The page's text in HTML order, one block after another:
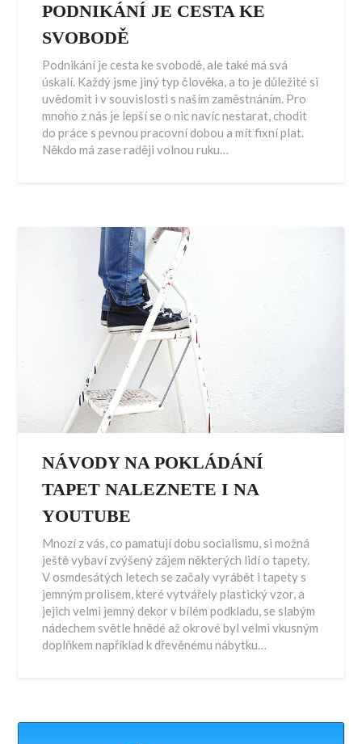
PODNIKÁNÍ JE CESTA KE
SVOBODĚ
Podnikání je cesta ke svobodě, ale také má svá
úskalí. Každý jsme jiný typ člověka, a to je důležité si
uvědomit i v souvislosti s naším zaměstnáním. Pro
mnoho z nás je lepší se o nic navíc nestarat, chodit
do práce s pevnou pracovní dobou a mít fixní plat.
Někdo má zase raději volnou ruku…
NÁVODY NA POKLÁDÁNÍ
TAPET NALEZNETE I NA
YOUTUBE
Mnozí z vás, co pamatují dobu socialismu, si možná
ještě vybaví zvýšený zájem některých lidí o tapety.
V osmdesátých letech se začaly vyrábět i tapety s
jemným prolisem, které vytvářely plastický vzor, a
jejich velmi jemný dekor v bílém podkladu, se slabým
nádechem světle hnědé až okrové byl velmi vkusným
doplňkem například k dřevěnému nábytku…